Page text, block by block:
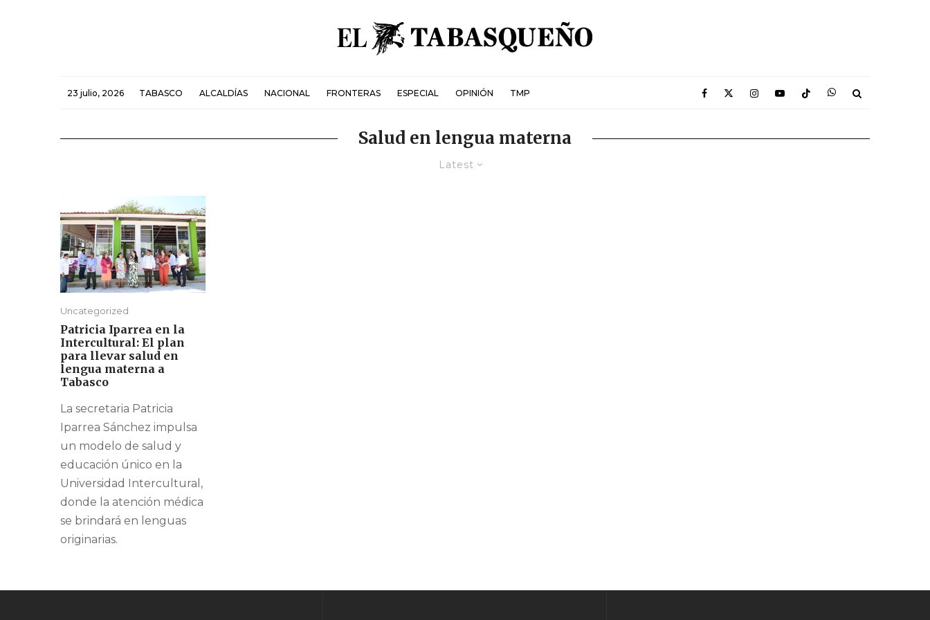
23 julio, 2026 TABASCO ALCALDÍAS NACIONAL FRONTERAS ESPECIAL OPINIÓN TMP
Salud en lengua materna
Latest
Uncategorized
Patricia Iparrea en la
Intercultural: El plan
para llevar salud en
lengua materna a
Tabasco
La secretaria Patricia
Iparrea Sánchez impulsa
un modelo de salud y
educación único en la
Universidad Intercultural,
donde la atención médica
se brindará en lenguas
originarias.